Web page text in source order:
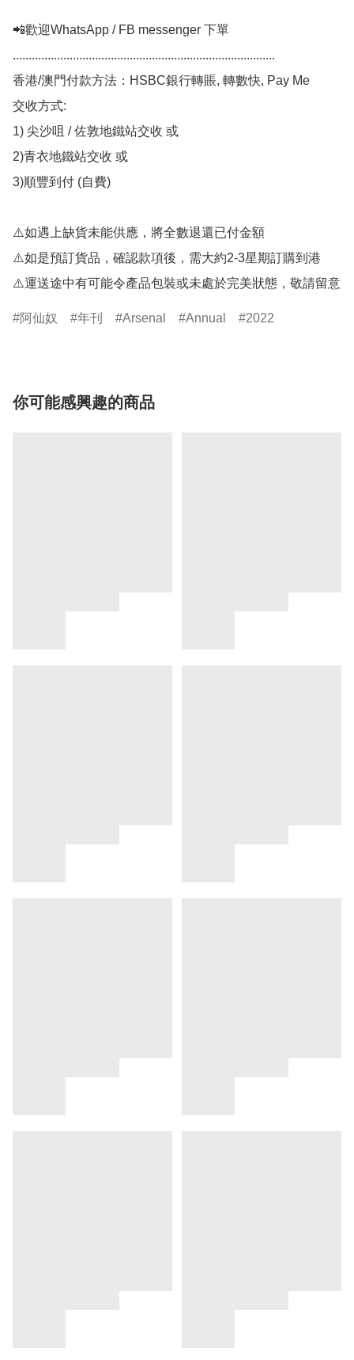
📲歡迎WhatsApp / FB messenger 下單
...................................................................................
香港/澳門付款方法：HSBC銀行轉賬, 轉數快, Pay Me
交收方式:
1) 尖沙咀 / 佐敦地鐵站交收 或
2)青衣地鐵站交收 或
3)順豐到付 (自費)
⚠️如遇上缺貨未能供應，將全數退還已付金額
⚠️如是預訂貨品，確認款項後，需大約2-3星期訂購到港
⚠️運送途中有可能令產品包裝或未處於完美狀態，敬請留意
阿仙奴 年刊 Arsenal Annual 2022
你可能感興趣的商品